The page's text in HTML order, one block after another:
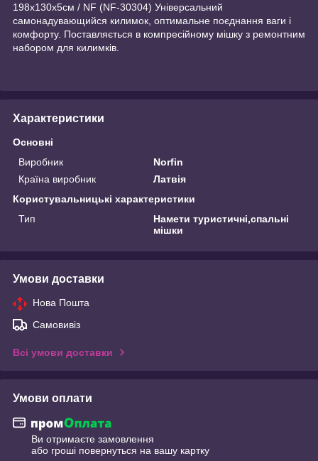
198х130х5см / NF (NF-30304) Універсальний
самонадувающийся килимок, оптимальне поєднання ваги і
комфорту. Поставляється в компресійному мішку з ремонтним
набором для килимків.
Характеристики
Основні
Виробник
Norfin
Країна виробник
Латвія
Користувальницькі характеристики
Тип
Намети туристичні,спальні
мішки
Умови доставки
Нова Пошта
Самовивіз
Всі умови доставки
Умови оплати
Ви отримаєте замовлення
або гроші повернуться на вашу картку